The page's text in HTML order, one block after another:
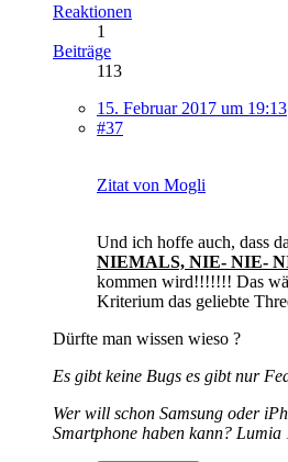
Reaktionen
1
Beiträge
113
15. Februar 2017 um 19:13
#37
Zitat von Mogli
Und ich hoffe auch, dass
NIEMALS, NIE- NIE-
kommen wird!!!!!!! Das
Kriterium das geliebte
Dürfte man wissen wieso ?
Es gibt keine Bugs es gibt nur
Wer will schon Samsung oder
Smartphone haben kann? Lumia